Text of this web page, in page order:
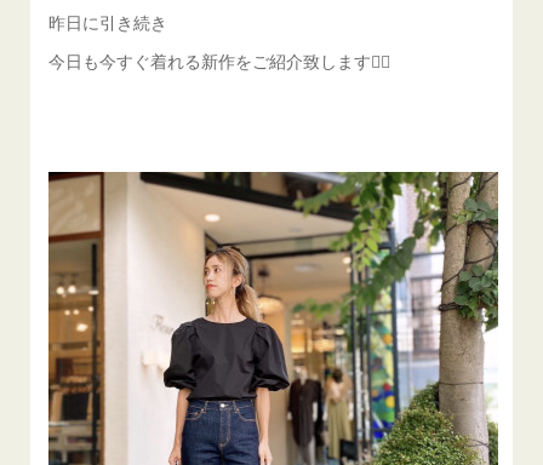
昨日に引き続き
今日も今すぐ着れる新作をご紹介致します💁‍♀️